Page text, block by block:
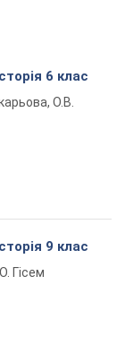
6 клас
О.В.
9 клас
Гісем